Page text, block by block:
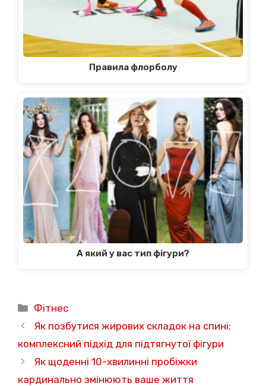
Правила флорболу
А який у вас тип фігури?
Категорії
Фітнес
Як позбутися жирових складок на спині:
комплексний підхід для підтягнутої фігури
Як щоденні 10-хвилинні пробіжки
кардинально змінюють ваше життя